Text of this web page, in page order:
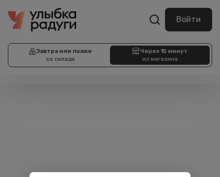
Войти
Завтра или позже
со склада
Через 15 минут
из магазина